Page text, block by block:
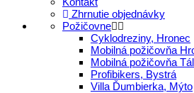
Zhrnutie objednávky
Požičovne
Cyklodreziny, Hronec
Mobilná požičovňa
Mobilná požičovňa
Profibikers, Bystrá
Villa Ďumbierka, Mýto